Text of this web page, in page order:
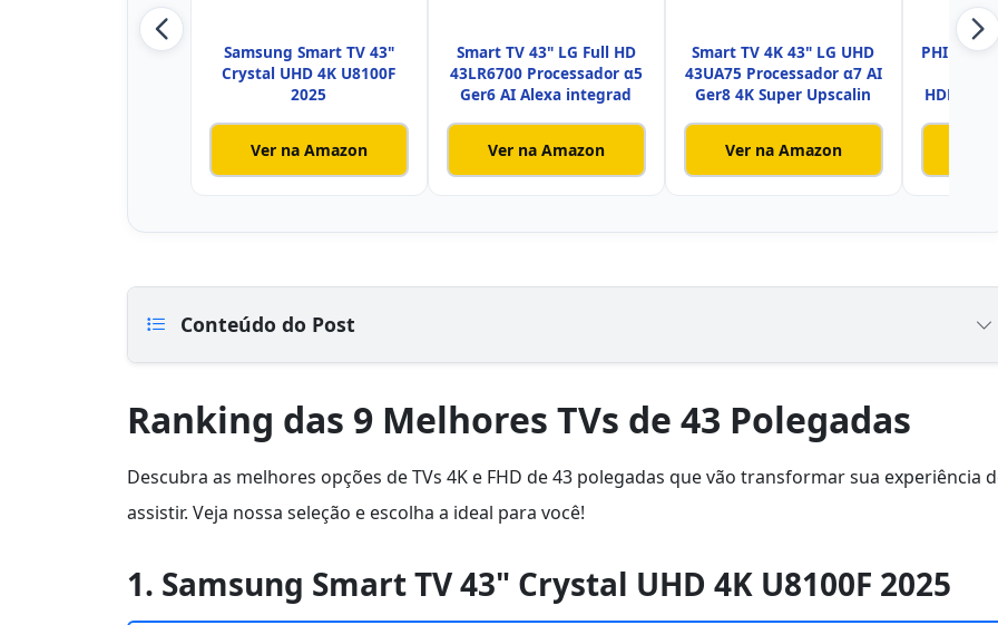
Samsung Smart TV 43"
Crystal UHD 4K U8100F
2025
Ver na Amazon
Smart TV 43" LG Full HD
43LR6700 Processador α5
Ger6 AI Alexa integrad
Ver na Amazon
Smart TV 4K 43" LG UHD
43UA75 Processador α7 AI
Ger8 4K Super Upscalin
Ver na Amazon
PHILIPS,
HDR10,
Conteúdo do Post
Ranking das 9 Melhores TVs de 43 Polegadas
Descubra as melhores opções de TVs 4K e FHD de 43 polegadas que vão transformar sua experiência
assistir. Veja nossa seleção e escolha a ideal para você!
1. Samsung Smart TV 43" Crystal UHD 4K U8100F 2025